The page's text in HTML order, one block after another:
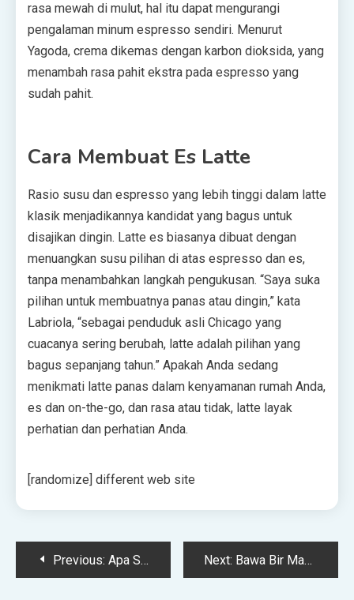
rasa mewah di mulut, hal itu dapat mengurangi
pengalaman minum espresso sendiri. Menurut
Yagoda, crema dikemas dengan karbon dioksida, yang
menambah rasa pahit ekstra pada espresso yang
sudah pahit.
Cara Membuat Es Latte
Rasio susu dan espresso yang lebih tinggi dalam latte
klasik menjadikannya kandidat yang bagus untuk
disajikan dingin. Latte es biasanya dibuat dengan
menuangkan susu pilihan di atas espresso dan es,
tanpa menambahkan langkah pengukusan. “Saya suka
pilihan untuk membuatnya panas atau dingin,” kata
Labriola, “sebagai penduduk asli Chicago yang
cuacanya sering berubah, latte adalah pilihan yang
bagus sepanjang tahun.” Apakah Anda sedang
menikmati latte panas dalam kenyamanan rumah Anda,
es dan on-the-go, dan rasa atau tidak, latte layak
perhatian dan perhatian Anda.
[randomize] different web site
PostPrevious: Apa Sebenarnya Flat White Itu? Pesanan Kopi Favorit Semua Orang Next: Bawa Bir Mandi Anda ke Tingkat Berikutnya di Denver’s Beer Spa